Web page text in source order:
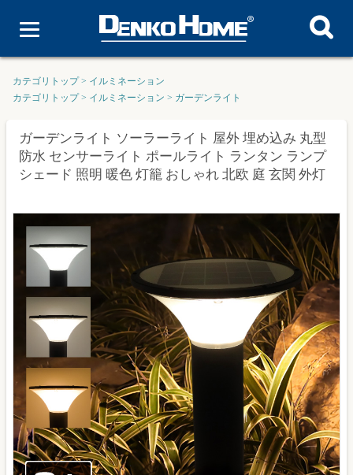
カテゴリトップ > イルミネーション
カテゴリトップ > イルミネーション > ガーデンライト
ガーデンライト ソーラーライト 屋外 埋め込み 丸型
防水 センサーライト ポールライト ランタン ランプ
シェード 照明 暖色 灯籠 おしゃれ 北欧 庭 玄関 外灯